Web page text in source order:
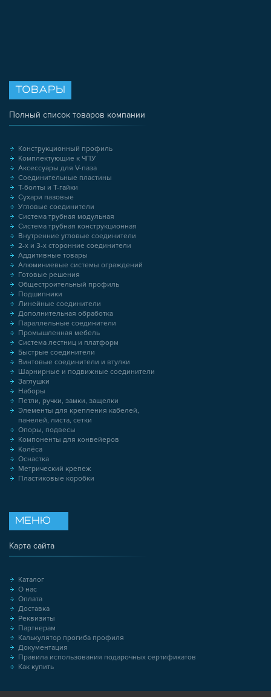
ТОВАРЫ
Полный список товаров компании
Конструкционный профиль
Комплектующие к ЧПУ
Аксессуары для V-паза
Соединительные пластины
Т-болты и Т-гайки
Сухари пазовые
Угловые соединители
Система трубная модульная
Система трубная конструкционная
Внутренние угловые соединители
2-х и 3-х сторонние соединители
Аддитивные товары
Алюминиевые системы ограждений
Готовые решения
Общестроительный профиль
Подшипники
Линейные соединители
Дополнительная обработка
Параллельные соединители
Промышленная мебель
Система лестниц и платформ
Быстрые соединители
Винтовые соединители и втулки
Шарнирные и подвижные соединители
Заглушки
Наборы
Петли, ручки, замки, защелки
Элементы для крепления кабелей,
панелей, листа, сетки
Опоры, подвесы
Компоненты для конвейеров
Колёса
Оснастка
Метрический крепеж
Пластиковые коробки
МЕНЮ
Карта сайта
Каталог
О нас
Оплата
Доставка
Реквизиты
Партнерам
Калькулятор прогиба профиля
Документация
Правила использования подарочных сертификатов
Как купить